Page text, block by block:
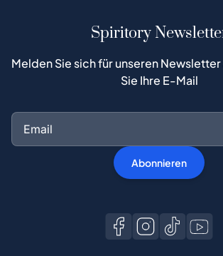
Spiritory
Melden Sie sich für unseren
Sie Ihre E-Mail
Abonnieren